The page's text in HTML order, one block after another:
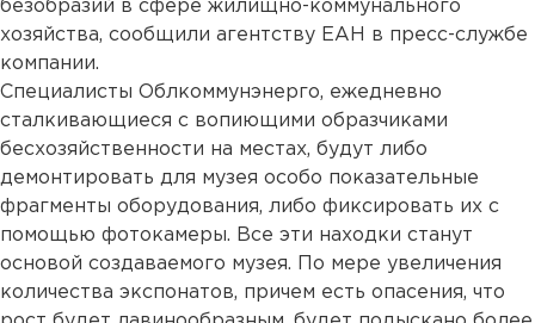
безобразий в сфере жилищно-коммунального
хозяйства, сообщили агентству ЕАН в пресс-службе
компании.
Специалисты Облкоммунэнерго, ежедневно
сталкивающиеся с вопиющими образчиками
бесхозяйственности на местах, будут либо
демонтировать для музея особо показательные
фрагменты оборудования, либо фиксировать их с
помощью фотокамеры. Все эти находки станут
основой создаваемого музея. По мере увеличения
количества экспонатов, причем есть опасения, что